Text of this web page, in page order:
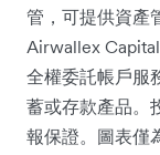
管，可提供資產
Airwallex
全權委託帳戶服
蓄或存款產品。
報保證。圖表僅